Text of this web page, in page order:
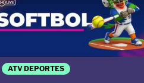
ATV DEPORTES